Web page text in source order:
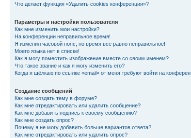
Что делает функция «Удалить cookies конференции»?
Параметры и настройки пользователя
Как мне изменить мои настройки?
На конференции неправильное время!
Я изменил часовой пояс, но время все равно неправильное!
Моего языка нет в списке!
Как я могу поместить изображение вместе со своим именем?
Что такое звание и как я могу изменить его?
Когда я щёлкаю по ссылке «email» от меня требуют войти на
Создание сообщений
Как мне создать тему в форуме?
Как мне отредактировать или удалить сообщение?
Как мне добавить подпись к своему сообщению?
Как мне создать опрос?
Почему я не могу добавить больше вариантов ответа?
Как мне отредактировать или удалить опрос?